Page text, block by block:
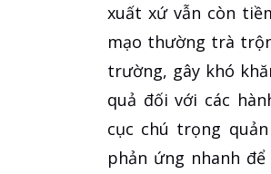
xuất xứ vẫn còn
mạo thường trà
trường, gây khó
quả đối với các
cục chú trọng
phản ứng nhanh